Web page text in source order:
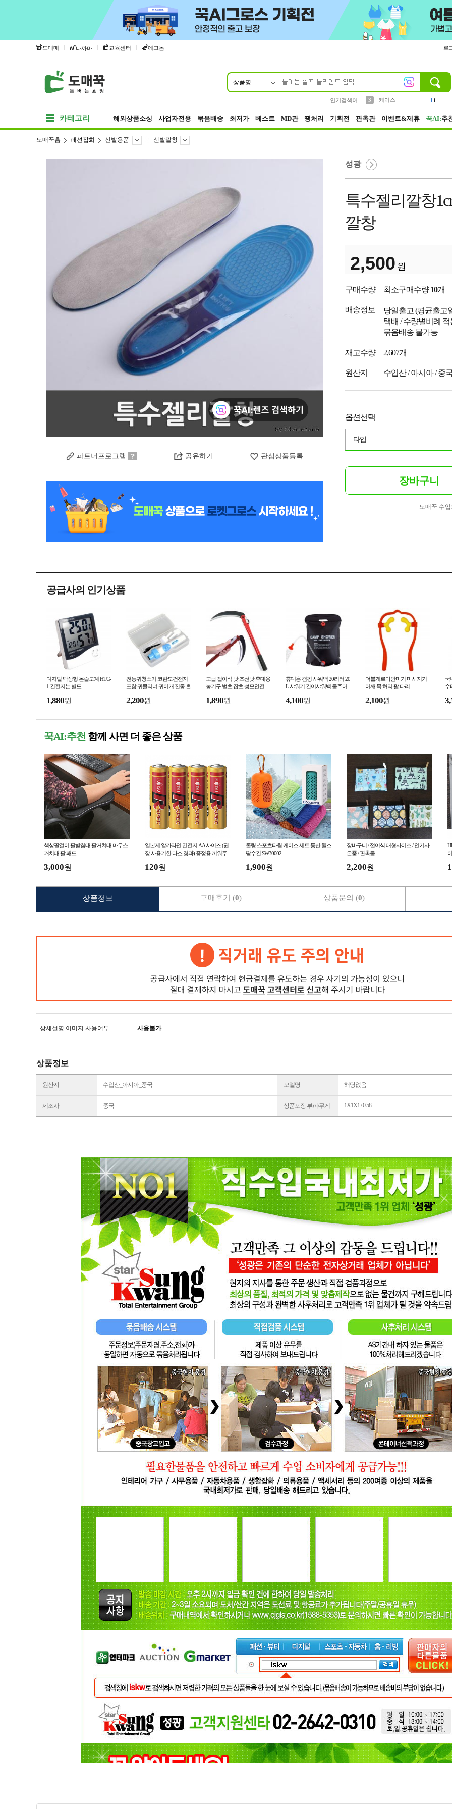
도매매 | 나까마 | 교육센터 | 에그돔 로
상품명
인기검색어
3
케이스
1
카테고리 해외상품소싱 사업자전용 묶음배송 최저가 베스트 MD관 땡처리 기획전 판촉관 이벤트&제휴 꾹AI:추
도매꾹홈 패션잡화 신발용품 신발깔창
파트너프로그램 공유하기 관심상품등록
성광
특수젤리깔창
깔창
2,500 원
구매수량 최소구매수량10개
배송정보 당일출고 (평균출고
택배 / 수량별비례
묶음배송 불가능
재고수량 2,607개
원산지 수입산 / 아시아 / 중
옵션선택
타입
장바구니
도매꾹 수
공급사의 인기상품
디지털 탁상형 온습도계 HTC-
1 건전지는 별도
1,880원
전동귀청소기 코란도건전지
포함 귀클리너 귀이개 진동 흡
2,200원
고급 접이식 낫 조선낫 휴대용
농기구 벌초 잡초 성묘안전
1,890원
휴대용 캠핑 샤워백 20리터 20
L 샤워기 간이샤워백 물주머
4,100원
더블게르마안마기 마사지기
어깨 목 허리 팔 다리
2,100원
국
수
꾹AI:추천 함께 사면 더 좋은 상품
책상팔걸이 팔받침대 팔거치대 마우스
거치대 팔 패드
3,000원
일본제 알카라인 건전지 AA 사이즈 (권
장 사용기한 다소 경과) 증정용 끼워주
120원
쿨링 스포츠타월 케이스 세트 등산 헬스
땀수건 SW30002
1,900원
장바구니 / 접이식 대형사이즈 / 인기사
은품 / 판촉물
2,200원
상세설명 이미지 사용여부 사용불가
상품정보
원산지 수입산_아시아_중국 모델명 해당없음
제조사 중국 상품포장 부피/무게 1X1X1 / 0.58
상품정보 구매후기 (0) 상품문의 (0)